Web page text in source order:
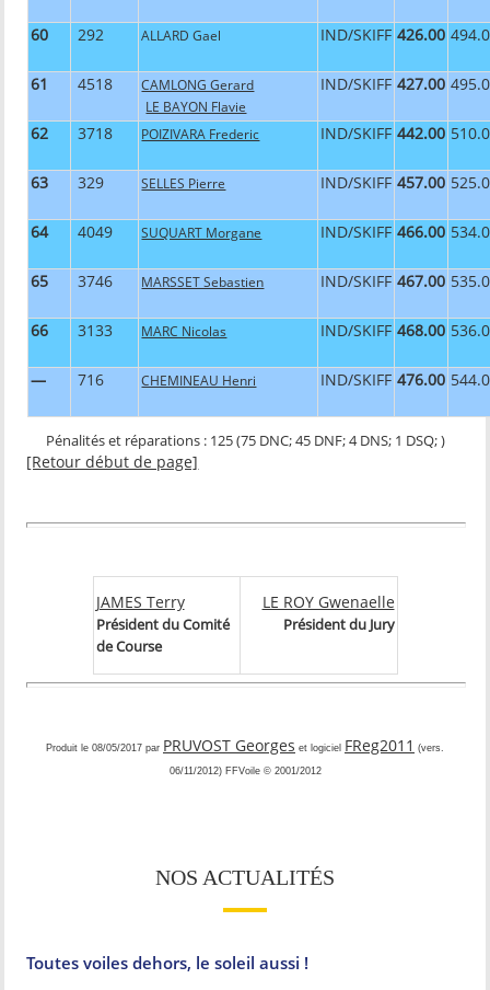
60 292 ALLARD Gael IND/SKIFF 426.00
61 4518
CAMLONG Gerard
LE BAYON Flavie
IND/SKIFF 427.00
62 3718 POIZIVARA Frederic IND/SKIFF 442.00
63 329 SELLES Pierre IND/SKIFF 457.00
64 4049 SUQUART Morgane IND/SKIFF 466.00
65 3746 MARSSET Sebastien IND/SKIFF 467.00
66 3133 MARC Nicolas IND/SKIFF 468.00
— 716 CHEMINEAU Henri IND/SKIFF 476.00
Pénalités et réparations : 125 (75 DNC; 45 DNF; 4 DNS; 1 DSQ; )
[Retour début de page]
JAMES Terry
Président du Comité
de Course
LE ROY Gwenaelle
Président du Jury
Produit le 08/05/2017 par PRUVOST Georges et logiciel FReg2011 (vers.
06/11/2012) FFVoile © 2001/2012
NOS ACTUALITÉS
Toutes voiles dehors, le soleil aussi !